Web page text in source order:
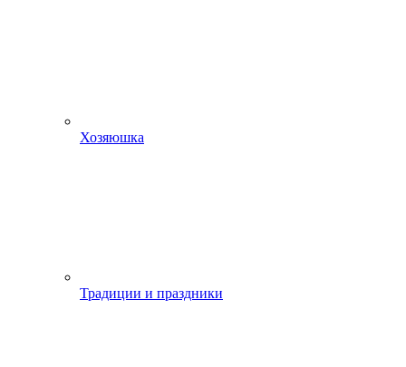
Хозяюшка
Традиции и праздники